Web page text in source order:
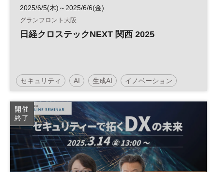
2025/6/5(木)～2025/6/6(金)
グランフロント大阪
日経クロステックNEXT 関西 2025
セキュリティ AI 生成AI イノベーション
人工知能 テクノロジー 情報セキュリティ
展示会 DX HR 参加無料
開催
終了